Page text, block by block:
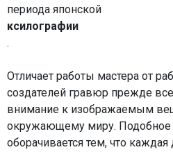
периода японской
ксилографии
.
Отличает работы мастера от
создателей гравюр прежде
внимание к изображаемым
окружающему миру.
оборачивается тем, что каждая